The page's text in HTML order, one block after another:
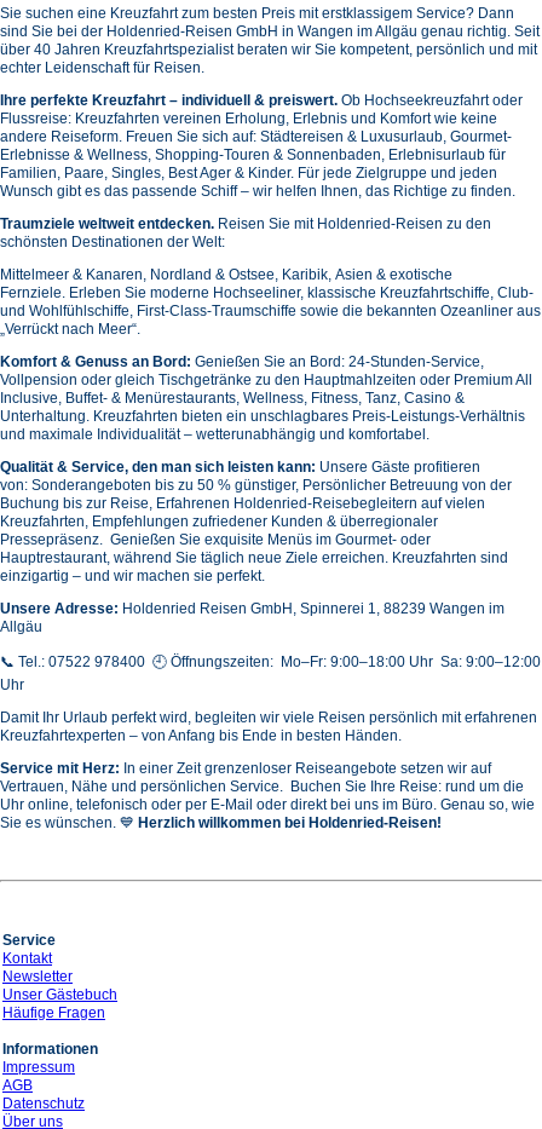
Sie suchen eine Kreuzfahrt zum besten Preis mit erstklassigem Service? Dann
sind Sie bei der Holdenried-Reisen GmbH in Wangen im Allgäu genau richtig. Seit
über 40 Jahren Kreuzfahrtspezialist beraten wir Sie kompetent, persönlich und mit
echter Leidenschaft für Reisen.
Ihre perfekte Kreuzfahrt – individuell & preiswert. Ob Hochseekreuzfahrt oder
Flussreise: Kreuzfahrten vereinen Erholung, Erlebnis und Komfort wie keine
andere Reiseform. Freuen Sie sich auf: Städtereisen & Luxusurlaub, Gourmet-
Erlebnisse & Wellness, Shopping-Touren & Sonnenbaden, Erlebnisurlaub für
Familien, Paare, Singles, Best Ager & Kinder. Für jede Zielgruppe und jeden
Wunsch gibt es das passende Schiff – wir helfen Ihnen, das Richtige zu finden.
Traumziele weltweit entdecken. Reisen Sie mit Holdenried-Reisen zu den
schönsten Destinationen der Welt:
Mittelmeer & Kanaren, Nordland & Ostsee, Karibik, Asien & exotische
Fernziele. Erleben Sie moderne Hochseeliner, klassische Kreuzfahrtschiffe, Club-
und Wohlfühlschiffe, First-Class-Traumschiffe sowie die bekannten Ozeanliner aus
„Verrückt nach Meer“.
Komfort & Genuss an Bord: Genießen Sie an Bord: 24-Stunden-Service,
Vollpension oder gleich Tischgetränke zu den Hauptmahlzeiten oder Premium All
Inclusive, Buffet- & Menürestaurants, Wellness, Fitness, Tanz, Casino &
Unterhaltung. Kreuzfahrten bieten ein unschlagbares Preis-Leistungs-Verhältnis
und maximale Individualität – wetterunabhängig und komfortabel.
Qualität & Service, den man sich leisten kann: Unsere Gäste profitieren
von: Sonderangeboten bis zu 50 % günstiger, Persönlicher Betreuung von der
Buchung bis zur Reise, Erfahrenen Holdenried-Reisebegleitern auf vielen
Kreuzfahrten, Empfehlungen zufriedener Kunden & überregionaler
Pressepräsenz. Genießen Sie exquisite Menüs im Gourmet- oder
Hauptrestaurant, während Sie täglich neue Ziele erreichen. Kreuzfahrten sind
einzigartig – und wir machen sie perfekt.
Unsere Adresse: Holdenried Reisen GmbH, Spinnerei 1, 88239 Wangen im
Allgäu
📞 Tel.: 07522 978400 🕘 Öffnungszeiten: Mo–Fr: 9:00–18:00 Uhr Sa: 9:00–12:00
Uhr
Damit Ihr Urlaub perfekt wird, begleiten wir viele Reisen persönlich mit erfahrenen
Kreuzfahrtexperten – von Anfang bis Ende in besten Händen.
Service mit Herz: In einer Zeit grenzenloser Reiseangebote setzen wir auf
Vertrauen, Nähe und persönlichen Service. Buchen Sie Ihre Reise: rund um die
Uhr online, telefonisch oder per E-Mail oder direkt bei uns im Büro. Genau so, wie
Sie es wünschen. 💙 Herzlich willkommen bei Holdenried-Reisen!
Service
Kontakt
Newsletter
Unser Gästebuch
Häufige Fragen
Informationen
Impressum
AGB
Datenschutz
Über uns